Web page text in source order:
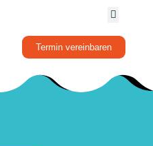
Termin vereinbaren